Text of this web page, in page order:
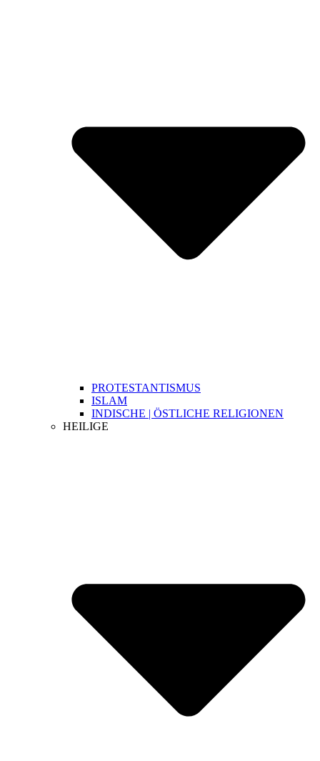
PROTESTANTISMUS
ISLAM
INDISCHE | ÖSTLICHE RELIGIONEN
HEILIGE